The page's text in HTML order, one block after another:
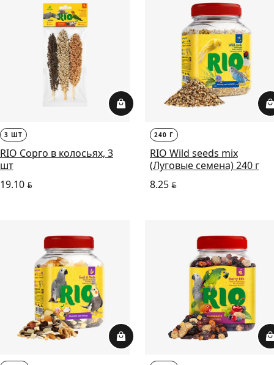
3 ШТ
RIO Сорго в колосьях, 3
шт
19.10 BYN
240 Г
RIO Wild seeds mix
(Луговые семена) 240 г
8.25BYN